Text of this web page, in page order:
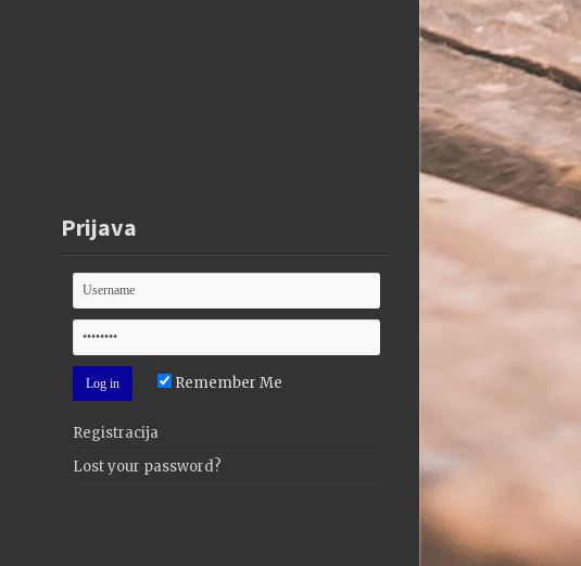
Prijava
Remember Me
Registracija
Lost your password?